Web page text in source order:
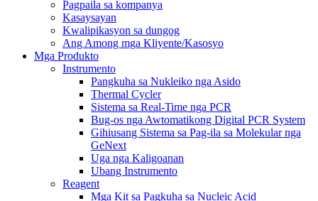
Pagpaila sa kompanya
Kasaysayan
Kwalipikasyon sa dungog
Ang Among mga Kliyente/Kasosyo
Mga Produkto
Instrumento
Pangkuha sa Nukleiko nga Asido
Thermal Cycler
Sistema sa Real-Time nga PCR
Bug-os nga Awtomatikong Digital PCR System
Gihiusang Sistema sa Pag-ila sa Molekular nga
GeNext
Uga nga Kaligoanan
Ubang Instrumento
Reagent
Mga Kit sa Pagkuha sa Nucleic Acid